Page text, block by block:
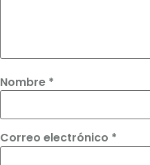
Nombre *
Correo electrónico *